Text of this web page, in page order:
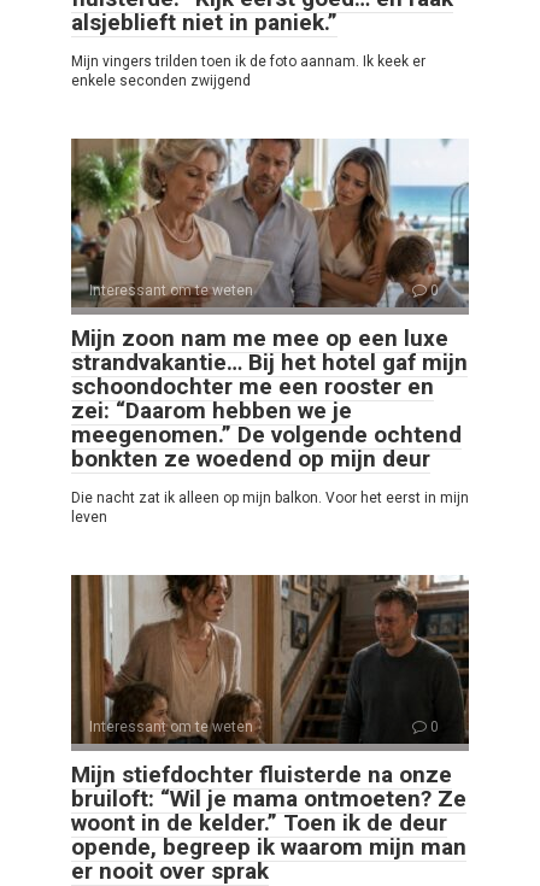
alsjeblieft niet in paniek.”
Mijn vingers trilden toen ik de foto aannam. Ik keek er
enkele seconden zwijgend
Interessant om te weten 0
Mijn zoon nam me mee op een luxe
strandvakantie… Bij het hotel gaf mijn
schoondochter me een rooster en
zei: “Daarom hebben we je
meegenomen.” De volgende ochtend
bonkten ze woedend op mijn deur
Die nacht zat ik alleen op mijn balkon. Voor het eerst in mijn
leven
Interessant om te weten 0
Mijn stiefdochter fluisterde na onze
bruiloft: “Wil je mama ontmoeten? Ze
woont in de kelder.” Toen ik de deur
opende, begreep ik waarom mijn man
er nooit over sprak